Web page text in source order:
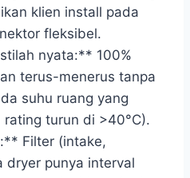
klien install pada
fleksibel.
nyata:** 100%
terus-menerus tanpa
suhu ruang yang
turun di >40°C).
Filter (intake,
dryer punya interval